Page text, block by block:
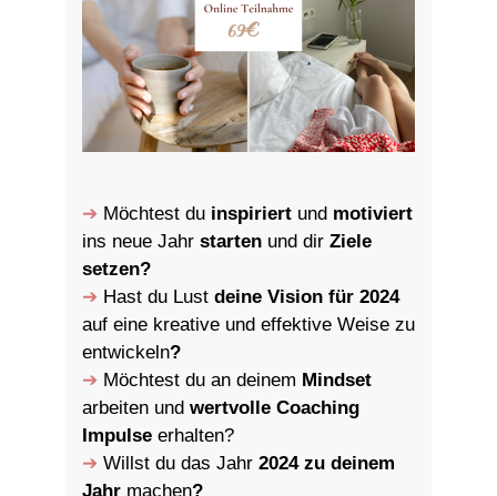
➔ Möchtest du inspiriert und motiviert
ins neue Jahr starten und dir Ziele
setzen?
➔ Hast du Lust deine Vision für 2024
auf eine kreative und effektive Weise zu
entwickeln?
➔ Möchtest du an deinem Mindset
arbeiten und wertvolle Coaching
Impulse erhalten?
➔ Willst du das Jahr 2024 zu deinem
Jahr machen?